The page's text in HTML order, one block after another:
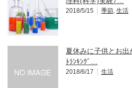
2018/5/15 季節 生活
夏休みに子供とお出
ﾄﾗﾝｷﾝｸﾞ…
2018/6/17 生活